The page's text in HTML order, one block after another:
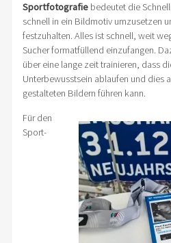
Sportfotografiebedeutet die
schnell in ein Bildmotiv umzusetzen
festzuhalten. Alles ist schnell, weit
Sucher formatfüllend einzufangen.
über eine lange zeit trainieren, dass
Unterbewusstsein ablaufen und dies
gestalteten Bildern führen kann.
Für den
Sport-